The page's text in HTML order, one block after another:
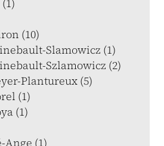
(10)
Slamowicz (1)
Szlamowicz (2)
Plantureux (5)
(1)
(1)
Ange (1)